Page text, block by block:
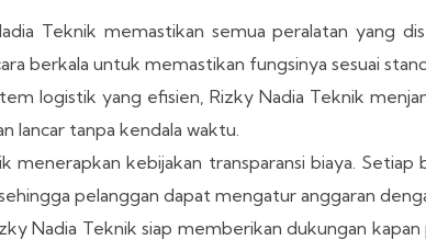
Teknik memastikan semua peralatan yang
berkala untuk memastikan fungsinya sesuai
logistik yang efisien, Rizky Nadia Teknik
lancar tanpa kendala waktu.
menerapkan kebijakan transparansi biaya. Setiap
pelanggan dapat mengatur anggaran
Nadia Teknik siap memberikan dukungan